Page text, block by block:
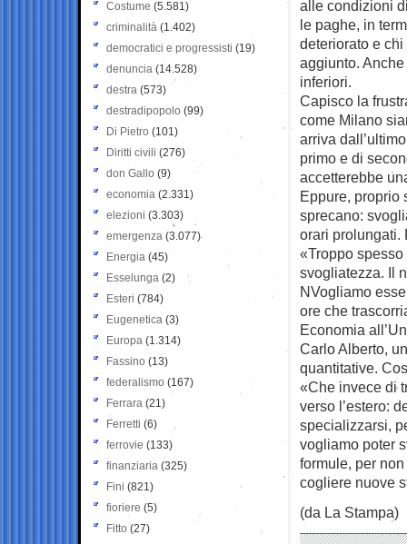
alle condizioni
le paghe, in
deteriorato e
aggiunto.
inferiori.
Capisco la
come Milano
arriva
primo e di
accetterebbe
Eppure, proprio
sprecano:
orari prolungati.
«Troppo
svogliatezza. Il
NVogliamo
ore che
Economia
Carlo Alberto,
quantitative.
«Che invece di
verso l’estero:
specializzarsi,
vogliamo poter
formule, per
cogliere nuove
(da La Stampa)
Costume (5.581)
criminalità (1.402)
democratici e progressisti (19)
denuncia (14.528)
destra (573)
destradipopolo (99)
Di Pietro (101)
Diritti civili (276)
don Gallo (9)
economia (2.331)
elezioni (3.303)
emergenza (3.077)
Energia (45)
Esselunga (2)
Esteri (784)
Eugenetica (3)
Europa (1.314)
Fassino (13)
federalismo (167)
Ferrara (21)
Ferretti (6)
ferrovie (133)
finanziaria (325)
Fini (821)
fioriere (5)
Fitto (27)